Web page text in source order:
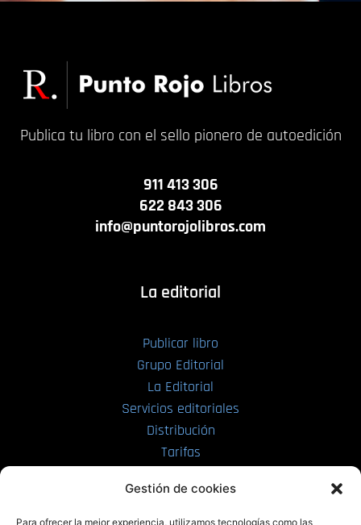
Gestión de cookies
Para ofrecer la mejor experiencia, utilizamos tecnologías como las
Publica tu libro con el sello pionero de autoedición
911 413 306
622 843 306
info@puntorojolibros.com
La editorial
Publicar libro
Grupo Editorial
La Editorial
Servicios editoriales
Distribución
Tarifas